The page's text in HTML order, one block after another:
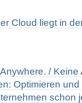
Cloud liegt in
/
Optimieren
schon